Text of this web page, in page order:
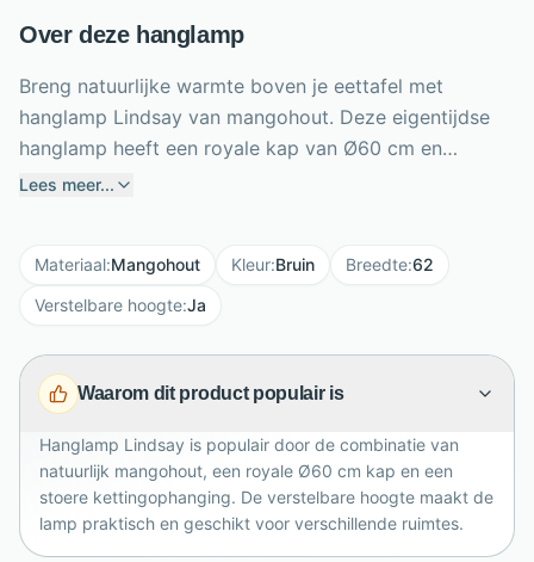
Over deze hanglamp
Breng natuurlijke warmte boven je eettafel met
hanglamp Lindsay van mangohout. Deze eigentijdse
hanglamp heeft een royale kap van Ø60 cm en
combineert massief mango naturel met stoer staal. De
de verstelbare hoogte tot 150 cm stem je de lamp
eenvoudig af op je eethoek, woonkamer of keuken.
en een lichtopbrengst van 250-500 lumen creëert
Lindsay sfeervolle verlichting met een warme,
interieur.
Lees meer...
Materiaal:Mangohout Kleur:Bruin Breedte:62
Verstelbare hoogte:Ja
Waarom dit product populair is
Hanglamp Lindsay is populair door de combinatie van
natuurlijk mangohout, een royale Ø60 cm kap en een
stoere kettingophanging. De verstelbare hoogte maakt de
lamp praktisch en geschikt voor verschillende ruimtes.